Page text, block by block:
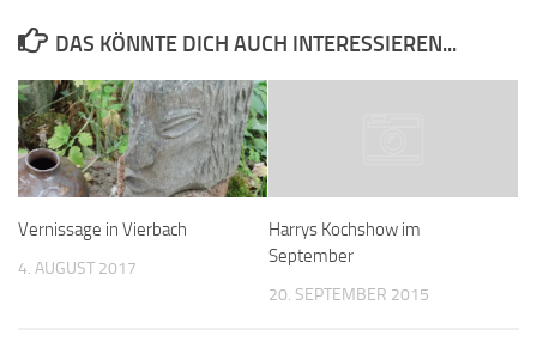
DAS KÖNNTE DICH AUCH INTERESSIEREN...
Vernissage in Vierbach
4. AUGUST 2017
Harrys Kochshow im
September
20. SEPTEMBER 2015